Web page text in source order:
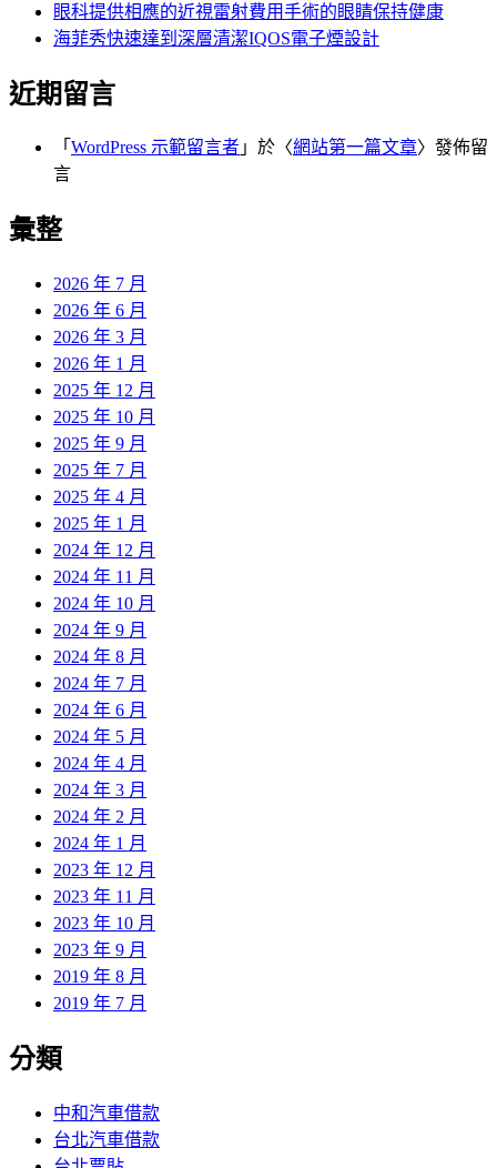
眼科提供相應的近視雷射費用手術的眼睛保持健康
海菲秀快速達到深層清潔IQOS電子煙設計
近期留言
「 WordPress 示範留言者 」於〈網站第一篇文章〉發佈留
言
彙整
2026 年 7 月
2026 年 6 月
2026 年 3 月
2026 年 1 月
2025 年 12 月
2025 年 10 月
2025 年 9 月
2025 年 7 月
2025 年 4 月
2025 年 1 月
2024 年 12 月
2024 年 11 月
2024 年 10 月
2024 年 9 月
2024 年 8 月
2024 年 7 月
2024 年 6 月
2024 年 5 月
2024 年 4 月
2024 年 3 月
2024 年 2 月
2024 年 1 月
2023 年 12 月
2023 年 11 月
2023 年 10 月
2023 年 9 月
2019 年 8 月
2019 年 7 月
分類
中和汽車借款
台北汽車借款